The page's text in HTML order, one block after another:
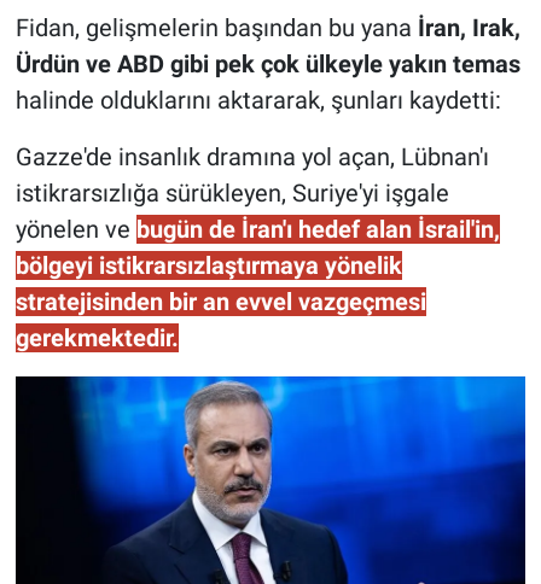
Fidan, gelişmelerin başından bu yana İran, Irak,
Ürdün ve ABD gibi pek çok ülkeyle yakın temas
halinde olduklarını aktararak, şunları kaydetti:
Gazze'de insanlık dramına yol açan, Lübnan'ı
istikrarsızlığa sürükleyen, Suriye'yi işgale
yönelen ve bugün de İran'ı hedef alan İsrail'in,
bölgeyi istikrarsızlaştırmaya yönelik
stratejisinden bir an evvel vazgeçmesi
gerekmektedir.